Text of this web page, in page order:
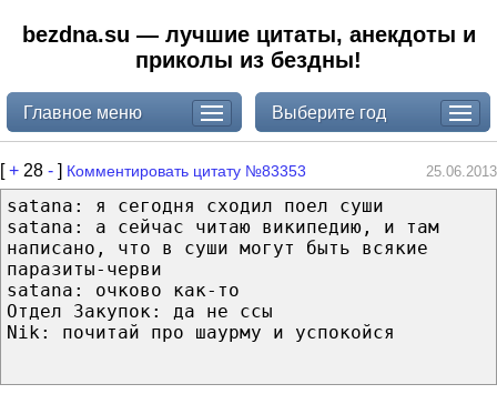
bezdna.su — лучшие цитаты, анекдоты и
приколы из бездны!
Главное меню Выберите год
[+ 28 - ] Комментировать цитату №83353 25.06.2013
satana: я сегодня сходил поел суши
satana: а сейчас читаю википедию, и там
написано, что в суши могут быть всякие
паразиты-черви
satana: очково как-то
Отдел Закупок: да не ссы
Nik: почитай про шаурму и успокойся